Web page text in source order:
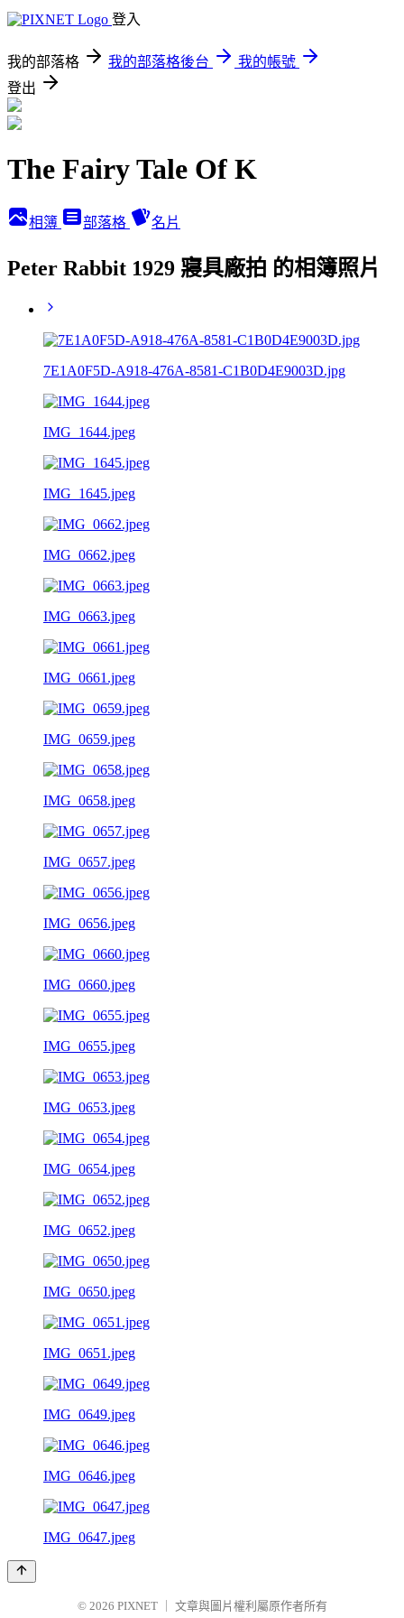
登入
我的部落格 我的部落格後台
我的帳號
登出
The Fairy Tale Of K
相簿 部落格 名片
Peter Rabbit 1929 寢具廠拍 的相簿照片
7E1A0F5D-A918-476A-8581-C1B0D4E9003D.jpg
IMG_1644.jpeg
IMG_1645.jpeg
IMG_0662.jpeg
IMG_0663.jpeg
IMG_0661.jpeg
IMG_0659.jpeg
IMG_0658.jpeg
IMG_0657.jpeg
IMG_0656.jpeg
IMG_0660.jpeg
IMG_0655.jpeg
IMG_0653.jpeg
IMG_0654.jpeg
IMG_0652.jpeg
IMG_0650.jpeg
IMG_0651.jpeg
IMG_0649.jpeg
IMG_0646.jpeg
IMG_0647.jpeg
© 2026 PIXNET
文章與圖片權利屬原作者所有